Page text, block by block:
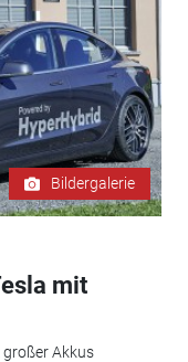
Bildergalerie
mit
großer Akkus